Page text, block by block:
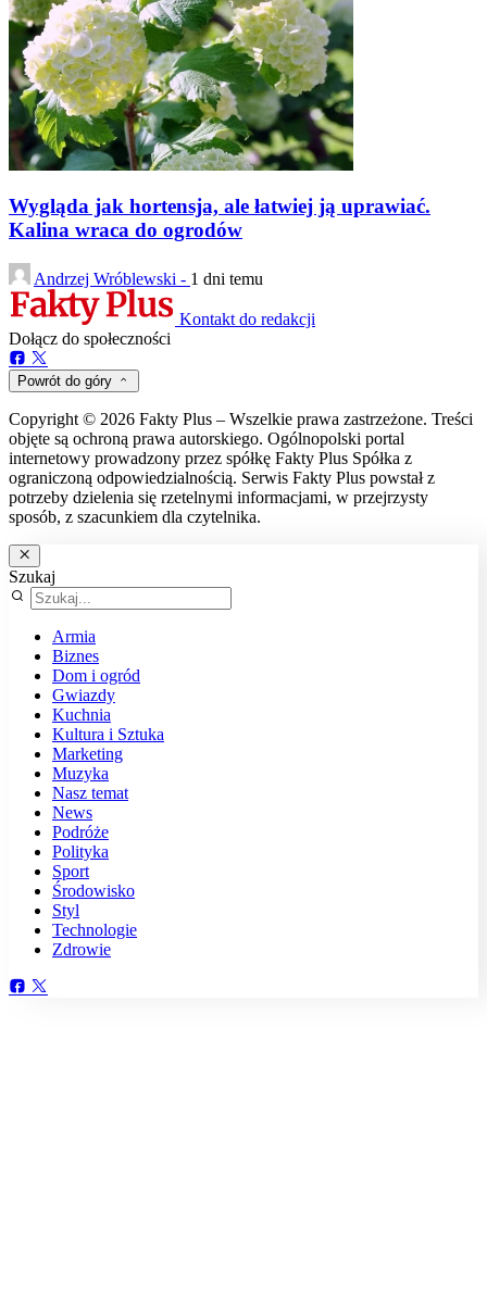
Wygląda jak hortensja, ale łatwiej ją uprawiać.
Kalina wraca do ogrodów
Andrzej Wróblewski - 1 dni temu
Kontakt do redakcji
Dołącz do społeczności
Powrót do góry
Copyright © 2026 Fakty Plus – Wszelkie prawa zastrzeżone. Treści
objęte są ochroną prawa autorskiego. Ogólnopolski portal
internetowy prowadzony przez spółkę Fakty Plus Spółka z
ograniczoną odpowiedzialnością. Serwis Fakty Plus powstał z
potrzeby dzielenia się rzetelnymi informacjami, w przejrzysty
sposób, z szacunkiem dla czytelnika.
Szukaj
Armia
Biznes
Dom i ogród
Gwiazdy
Kuchnia
Kultura i Sztuka
Marketing
Muzyka
Nasz temat
News
Podróże
Polityka
Sport
Środowisko
Styl
Technologie
Zdrowie